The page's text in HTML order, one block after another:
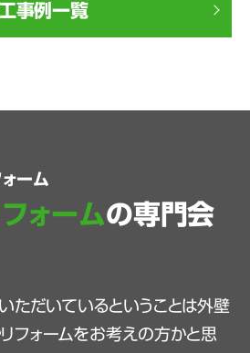
事例一覧
ーム
フォームの専門会
ただいているということは外壁
フォームをお考えの方かと思